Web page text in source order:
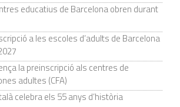
educatius de Barcelona obren durant
a les escoles d’adults de Barcelona
la preinscripció als centres de
adultes (CFA)
celebra els 55 anys d’història